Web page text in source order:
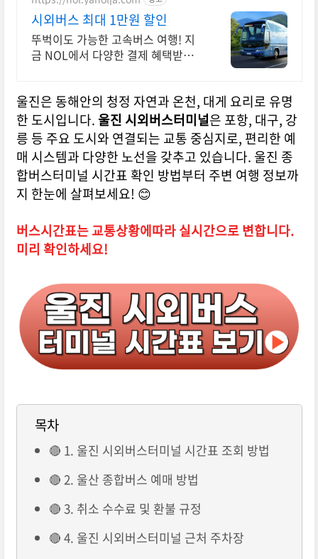
시외버스 최대 1만원 할인
뚜벅이도 가능한 고속버스 여행! 지
금 NOL에서 다양한 결제 혜택받고
울진은 동해안의 청정 자연과 온천, 대게 요리로 유명
한 도시입니다. 울진 시외버스터미널은 포항, 대구, 강
릉 등 주요 도시와 연결되는 교통 중심지로, 편리한 예
매 시스템과 다양한 노선을 갖추고 있습니다. 울진 종
합버스터미널 시간표 확인 방법부터 주변 여행 정보까
지 한눈에 살펴보세요! 😊
버스시간표는 교통상황에따라 실시간으로 변합니다.
미리 확인하세요!
목차
🔴 1. 울진 시외버스터미널 시간표 조회 방법
🔴 2. 울산 종합버스 예매 방법
🔴 3. 취소 수수료 및 환불 규정
🔴 4. 울진 시외버스터미널 근처 주차장